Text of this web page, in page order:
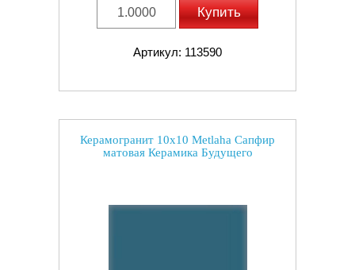
Купить
Артикул: 113590
Керамогранит 10x10 Metlaha Сапфир
матовая Керамика Будущего